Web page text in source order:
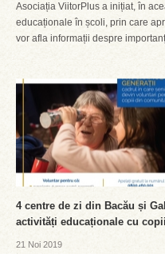
Asociația ViitorPlus a inițiat, în
educaționale în școli, prin care
vor afla informații despre
4 centre de zi din Bacău și
activități educaționale cu
21 Noi 2019